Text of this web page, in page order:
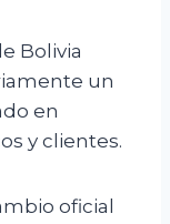
Bolivia
un
en
y clientes.
oficial